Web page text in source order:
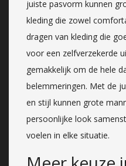
juiste pasvorm kunnen
kleding die zowel
dragen van kleding die
voor een zelfverzekerde
gemakkelijk om de hele
belemmeringen. Met de
en stijl kunnen grote
persoonlijke look
voelen in elke situatie.